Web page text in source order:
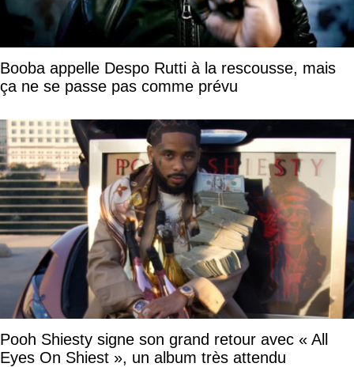
Booba appelle Despo Rutti à la rescousse, mais
ça ne se passe pas comme prévu
Pooh Shiesty signe son grand retour avec « All
Eyes On Shiest », un album très attendu